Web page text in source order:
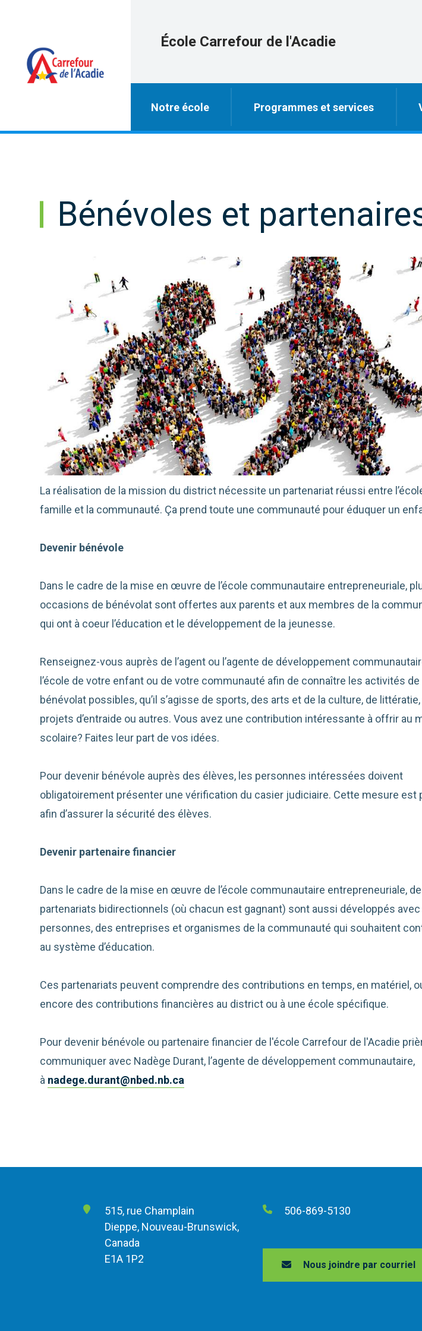
École Carrefour de l'Acadie
Notre école Programmes et services
Bénévoles et
La réalisation de la mission du district nécessite un partenariat réussi entre
famille et la communauté. Ça prend toute une communauté pour éduquer un
Devenir bénévole
Dans le cadre de la mise en œuvre de l’école communautaire entrepreneuriale,
occasions de bénévolat sont offertes aux parents et aux membres de la
qui ont à coeur l’éducation et le développement de la jeunesse.
Renseignez-vous auprès de l’agent ou l’agente de développement
l’école de votre enfant ou de votre communauté afin de connaître les activités de
bénévolat possibles, qu’il s’agisse de sports, des arts et de la culture, de littératie,
projets d’entraide ou autres. Vous avez une contribution intéressante à offrir au
scolaire? Faites leur part de vos idées.
Pour devenir bénévole auprès des élèves, les personnes intéressées doivent
obligatoirement présenter une vérification du casier judiciaire. Cette mesure est
afin d’assurer la sécurité des élèves.
Devenir partenaire financier
Dans le cadre de la mise en œuvre de l’école communautaire entrepreneuriale,
partenariats bidirectionnels (où chacun est gagnant) sont aussi développés
personnes, des entreprises et organismes de la communauté qui souhaitent
au système d’éducation.
Ces partenariats peuvent comprendre des contributions en temps, en matériel,
encore des contributions financières au district ou à une école spécifique.
Pour devenir bénévole ou partenaire financier de l'école Carrefour de l'Acadie
communiquer avec Nadège Durant, l’agente de développement communautaire,
à nadege.durant@nbed.nb.ca
515, rue Champlain
Dieppe, Nouveau-Brunswick,
Canada
E1A 1P2
506-869-5130
Nous joindre par courriel